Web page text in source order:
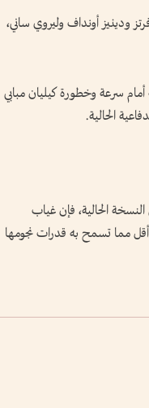
ودينيز أونداف وليروي ساني،
سرعة وخطورة كيليان مبابي
الحالية.
النسخة الحالية، فإن غياب
مما تسمح به قدرات نجومها